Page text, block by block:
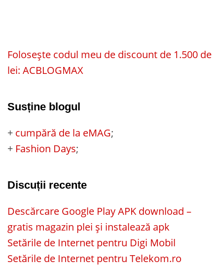
Folosește codul meu de discount de 1.500 de
lei: ACBLOGMAX
Susține blogul
+ cumpără de la eMAG;
+ Fashion Days;
Discuții recente
Descărcare Google Play APK download –
gratis magazin plei și instalează apk
Setările de Internet pentru Digi Mobil
Setările de Internet pentru Telekom.ro